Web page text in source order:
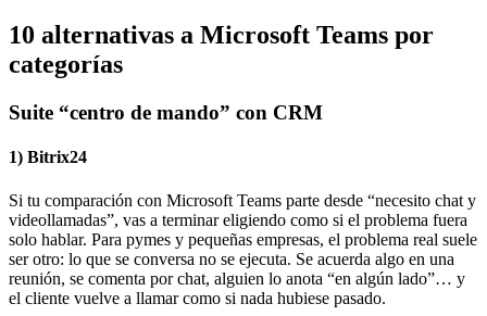
10 alternativas a Microsoft Teams por
categorías
Suite “centro de mando” con CRM
1) Bitrix24
Si tu comparación con Microsoft Teams parte desde “necesito chat y
videollamadas”, vas a terminar eligiendo como si el problema fuera
solo hablar. Para pymes y pequeñas empresas, el problema real suele
ser otro: lo que se conversa no se ejecuta. Se acuerda algo en una
reunión, se comenta por chat, alguien lo anota “en algún lado”… y
el cliente vuelve a llamar como si nada hubiese pasado.